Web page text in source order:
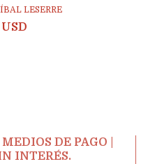
LESERRE
DE PAGO |
INTERÉS.